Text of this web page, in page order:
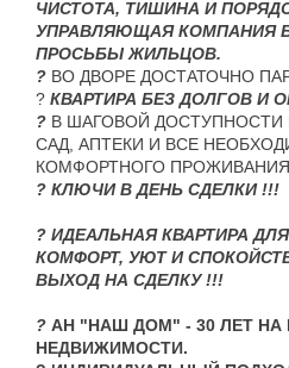
ЧИСТОТА, ТИШИНА И
УПРАВЛЯЮЩАЯ КОМПАНИЯ
ПРОСЬБЫ ЖИЛЬЦОВ.
? ВО ДВОРЕ ДОСТАТОЧНО
? КВАРТИРА БЕЗ ДОЛГОВ И
? В ШАГОВОЙ ДОСТУПНОСТИ
САД, АПТЕКИ И ВСЕ
КОМФОРТНОГО ПРОЖИВАНИЯ.
? КЛЮЧИ В ДЕНЬ СДЕЛКИ !!!
? ИДЕАЛЬНАЯ КВАРТИРА
КОМФОРТ, УЮТ И
ВЫХОД НА СДЕЛКУ !!!
? АН "НАШ ДОМ" - 30 ЛЕТ НА
НЕДВИЖИМОСТИ.